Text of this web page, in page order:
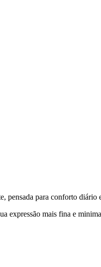
pensada para conforto diário
expressão mais fina e